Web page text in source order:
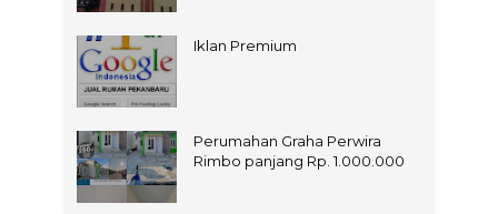
Iklan Premium
Perumahan Graha Perwira
Rimbo panjang Rp. 1.000.000